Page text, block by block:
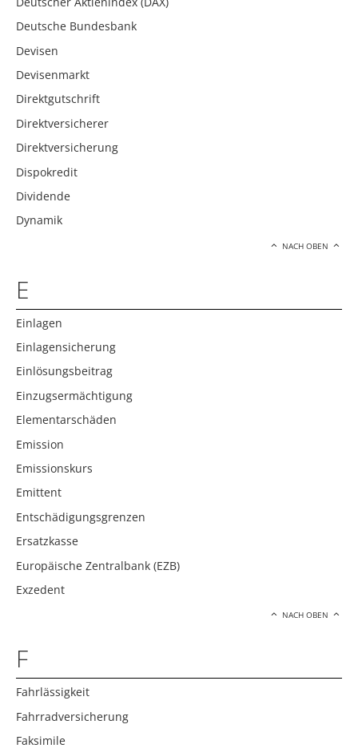
Deutsche Bundesbank
Devisen
Devisenmarkt
Direktgutschrift
Direktversicherer
Direktversicherung
Dispokredit
Dividende
Dynamik
NACH OBEN
E
Einlagen
Einlagensicherung
Einlösungsbeitrag
Einzugsermächtigung
Elementarschäden
Emission
Emissionskurs
Emittent
Entschädigungsgrenzen
Ersatzkasse
Europäische Zentralbank (EZB)
Exzedent
NACH OBEN
F
Fahrlässigkeit
Fahrradversicherung
Faksimile